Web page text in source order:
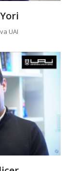
UAI